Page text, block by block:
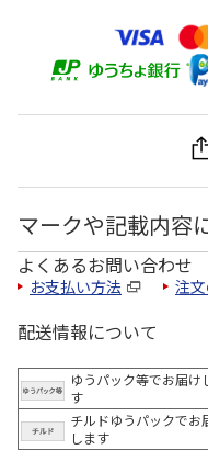
マークや記載内容
よくあるお問い合わせ
お支払い方法 注
配送情報について
ゆうパック等でお届け
す
チルドゆうパックでお
します